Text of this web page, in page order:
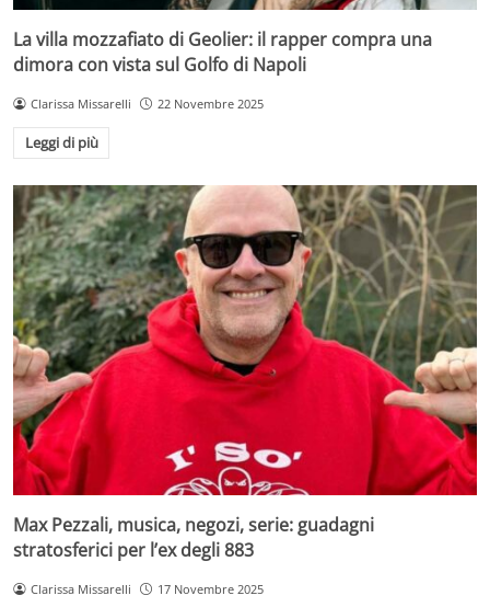
La villa mozzafiato di Geolier: il rapper compra una
dimora con vista sul Golfo di Napoli
Clarissa Missarelli 22 Novembre 2025
Leggi di più
Max Pezzali, musica, negozi, serie: guadagni
stratosferici per l’ex degli 883
Clarissa Missarelli 17 Novembre 2025